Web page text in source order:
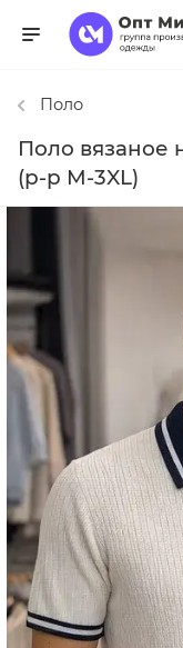
Поло
Поло вязаное
(р-р M-3XL)